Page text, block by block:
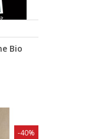
Bio
-40%